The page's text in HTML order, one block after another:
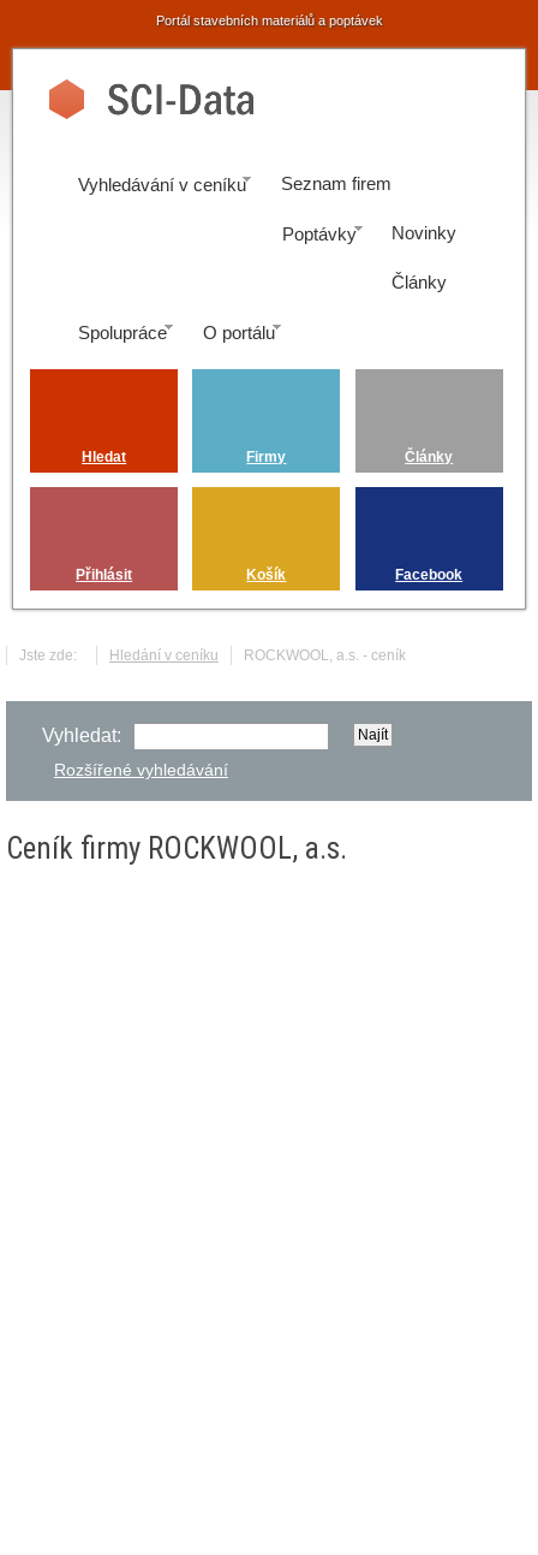
Portál stavebních materiálů a poptávek
Vyhledávání v ceníku Seznam firem
Poptávky Novinky
Články
Spolupráce O portálu
Hledat Firmy Články
Přihlásit Košík Facebook
Jste zde: Hledání v ceníku ROCKWOOL, a.s. - ceník
Vyhledat:
Rozšířené vyhledávání
Ceník firmy ROCKWOOL, a.s.